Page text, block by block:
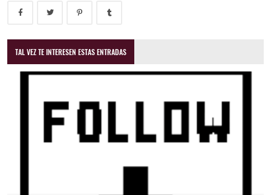
TAL VEZ TE INTERESEN ESTAS ENTRADAS